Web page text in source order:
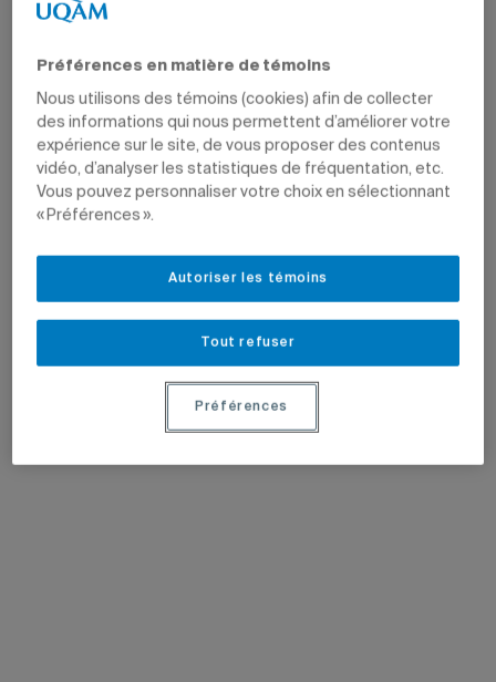
Préférences en matière de témoins
Nous utilisons des témoins (cookies) afin de collecter
des informations qui nous permettent d’améliorer votre
expérience sur le site, de vous proposer des contenus
vidéo, d’analyser les statistiques de fréquentation, etc.
Vous pouvez personnaliser votre choix en sélectionnant
« Préférences ».
Tout refuser
Autoriser les témoins
Préférences